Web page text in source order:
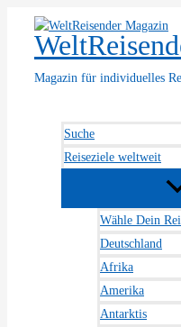
Inhalt
springen
Magazin für individuelles
Suche
Reiseziele weltweit
Wähle Dein
Deutschland
Afrika
Amerika
Antarktis